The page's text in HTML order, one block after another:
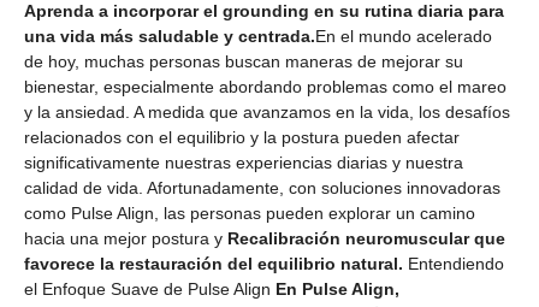
Aprenda a incorporar el grounding en su rutina diaria para
una vida más saludable y centrada.En el mundo acelerado
de hoy, muchas personas buscan maneras de mejorar su
bienestar, especialmente abordando problemas como el mareo
y la ansiedad. A medida que avanzamos en la vida, los desafíos
relacionados con el equilibrio y la postura pueden afectar
significativamente nuestras experiencias diarias y nuestra
calidad de vida. Afortunadamente, con soluciones innovadoras
como Pulse Align, las personas pueden explorar un camino
hacia una mejor postura y Recalibración neuromuscular que
favorece la restauración del equilibrio natural. Entendiendo
el Enfoque Suave de Pulse Align En Pulse Align,